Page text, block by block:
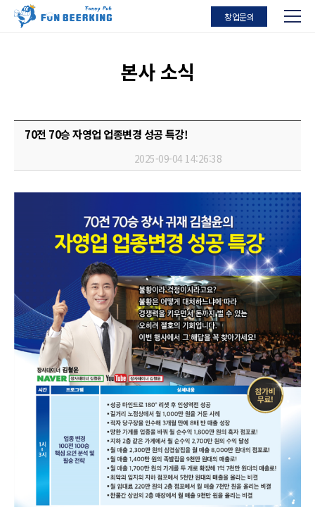
창업문의
본사 소식
70전 70승 자영업 업종변경 성공 특강!
2025-09-04 14:26:38